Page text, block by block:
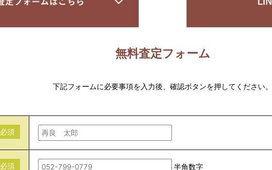
無料査定フォーム
下記フォームに必要事項を入力後、確認ボタンを押してください。
必須
必須 半角数字